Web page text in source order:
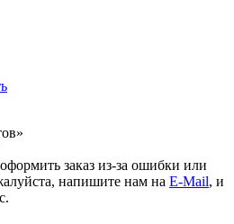
заказ из-за ошибки или
напишите нам на E-Mail, и